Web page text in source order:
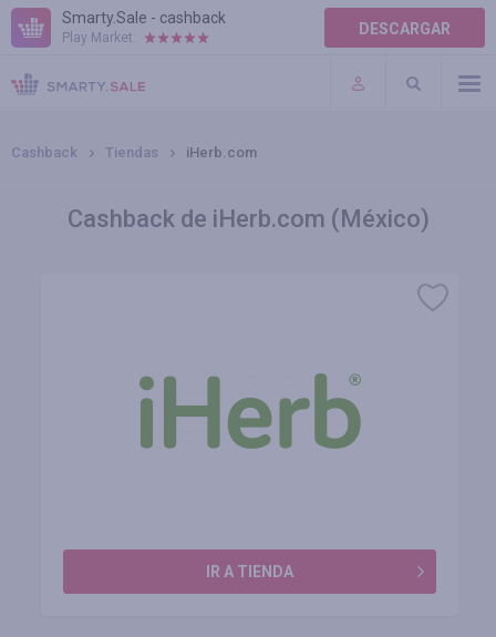
Smarty.Sale - cashback
Play Market: DESCARGAR
AYUDA
TÉRMINOS DE USO
Cashback Tiendas iHerb.com
Cashback de iHerb.com (México)
IR A TIENDA